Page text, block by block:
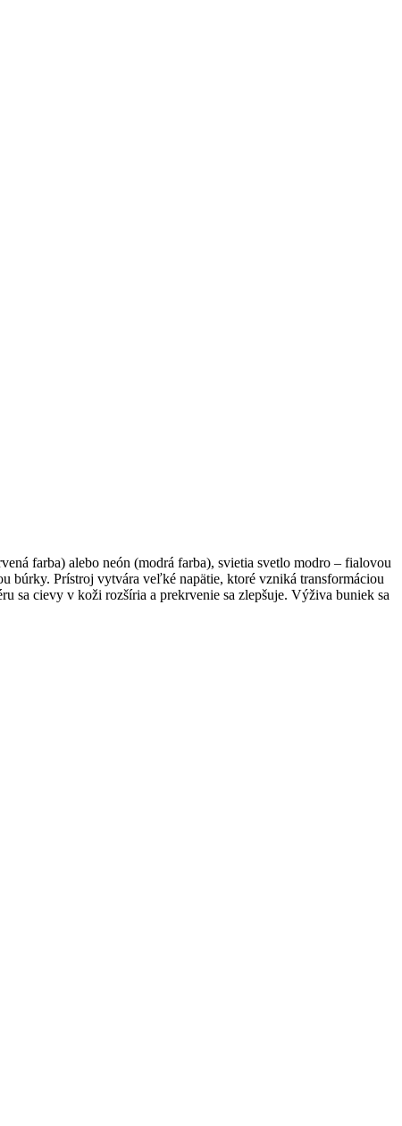
farba) alebo neón (modrá farba), svietia svetlo modro – fialovou
búrky. Prístroj vytvára veľké napätie, ktoré vzniká transformáciou
sa cievy v koži rozšíria a prekrvenie sa zlepšuje. Výživa buniek sa